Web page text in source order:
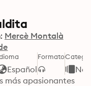
Mercè Montalà
Español
Formato
más apasionantes